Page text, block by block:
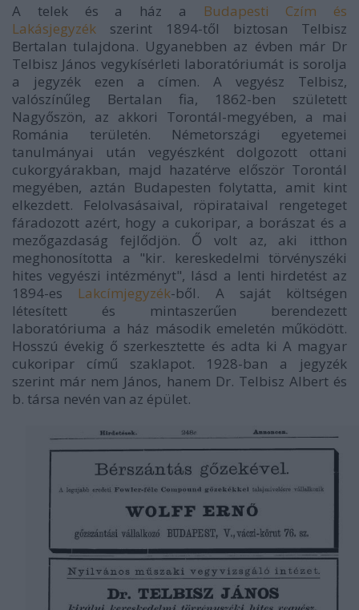
A telek és a ház a
Budapesti Czím és
Lakásjegyzék
szerint 1894-től biztosan Telbisz
Bertalan tulajdona. Ugyanebben az évben már Dr
Telbisz János vegykísérleti laboratóriumát is sorolja
a jegyzék ezen a címen. A vegyész Telbisz,
valószínűleg Bertalan fia, 1862-ben született
Nagyőszön, az akkori Torontál-megyében, a mai
Románia területén. Németországi egyetemei
tanulmányai után vegyészként dolgozott ottani
cukorgyárakban, majd hazatérve először Torontál
megyében, aztán Budapesten folytatta, amit kint
elkezdett. Felolvasásaival, röpirataival rengeteget
fáradozott azért, hogy a cukoripar, a borászat és a
mezőgazdaság fejlődjön. Ő volt az, aki itthon
meghonosította a "kir. kereskedelmi törvényszéki
hites vegyészi intézményt", lásd a lenti hirdetést az
1894-es Lakcímjegyzék-ből. A saját költségen
létesített és mintaszerűen berendezett
laboratóriuma a ház második emeletén működött.
Hosszú évekig ő szerkesztette és adta ki A magyar
cukoripar című szaklapot. 1928-ban a jegyzék
szerint már nem János, hanem Dr. Telbisz Albert és
b. társa nevén van az épület.